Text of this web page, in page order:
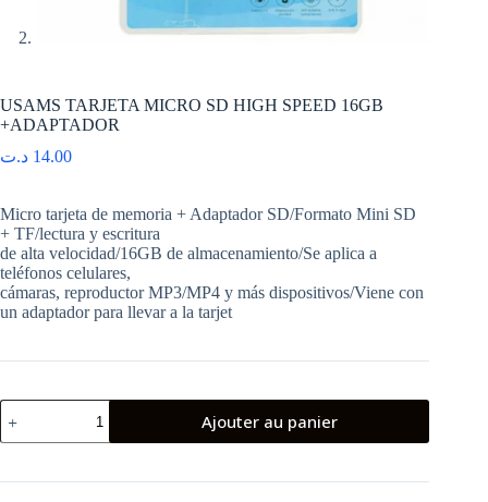
USAMS TARJETA MICRO SD HIGH SPEED 16GB
+ADAPTADOR
14.00 د.ت
Micro tarjeta de memoria + Adaptador SD/Formato Mini SD
+ TF/lectura y escritura
de alta velocidad/16GB de almacenamiento/Se aplica a
teléfonos celulares,
cámaras, reproductor MP3/MP4 y más dispositivos/Viene con
un adaptador para llevar a la tarjet
quantité
de
USAMS
MICRO
Ajouter au panier